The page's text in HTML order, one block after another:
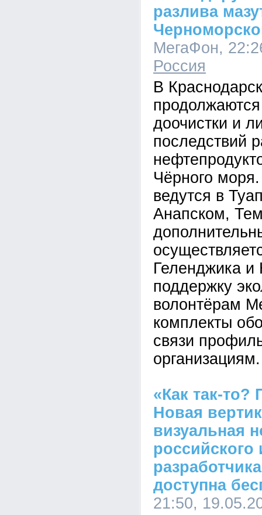
разлива
МегаФон,
Россия
В
доочистки и
последствий
Чёрного
ведутся в
Анапском,
Геленджика и
поддержку
волонтёрам
комплекты
связи
организациям.
«Как так-то?
Новая
визуальная
российского
доступна
21:50,